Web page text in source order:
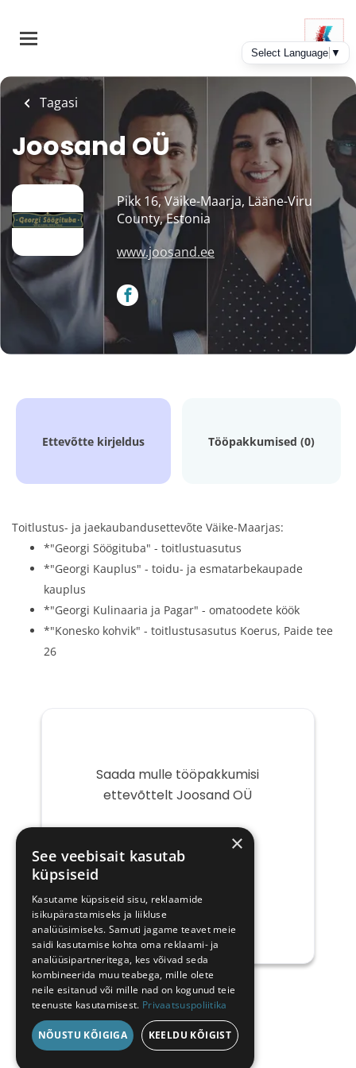
main
Tagasi
Joosand OÜ
Pikk 16, Väike-Maarja, Lääne-Viru
County, Estonia
www.joosand.ee
Ettevõtte kirjeldus Tööpakkumised (0)
Toitlustus- ja jaekaubandusettevõte Väike-Maarjas:
*"Georgi Söögituba" - toitlustuasutus
*"Georgi Kauplus" - toidu- ja esmatarbekaupade
kauplus
*"Georgi Kulinaaria ja Pagar" - omatoodete köök
*"Konesko kohvik" - toitlustusasutus Koerus, Paide tee
26
Saada mulle tööpakkumisi
ettevõttelt Joosand OÜ
post
×
See veebisait kasutab
küpsiseid
Kasutame küpsiseid sisu, reklaamide
isikupärastamiseks ja liikluse
analüüsimiseks. Samuti jagame teavet meie
saidi kasutamise kohta oma reklaami- ja
analüüsipartneritega, kes võivad seda
kombineerida muu teabega, mille olete
neile esitanud või mille nad on kogunud teie
teenuste kasutamisest. Privaatsuspoliitika
NÕUSTU KÕIGIGA KEELDU KÕIGIST